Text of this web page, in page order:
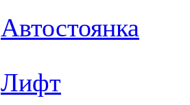
Автостоянка
Лифт